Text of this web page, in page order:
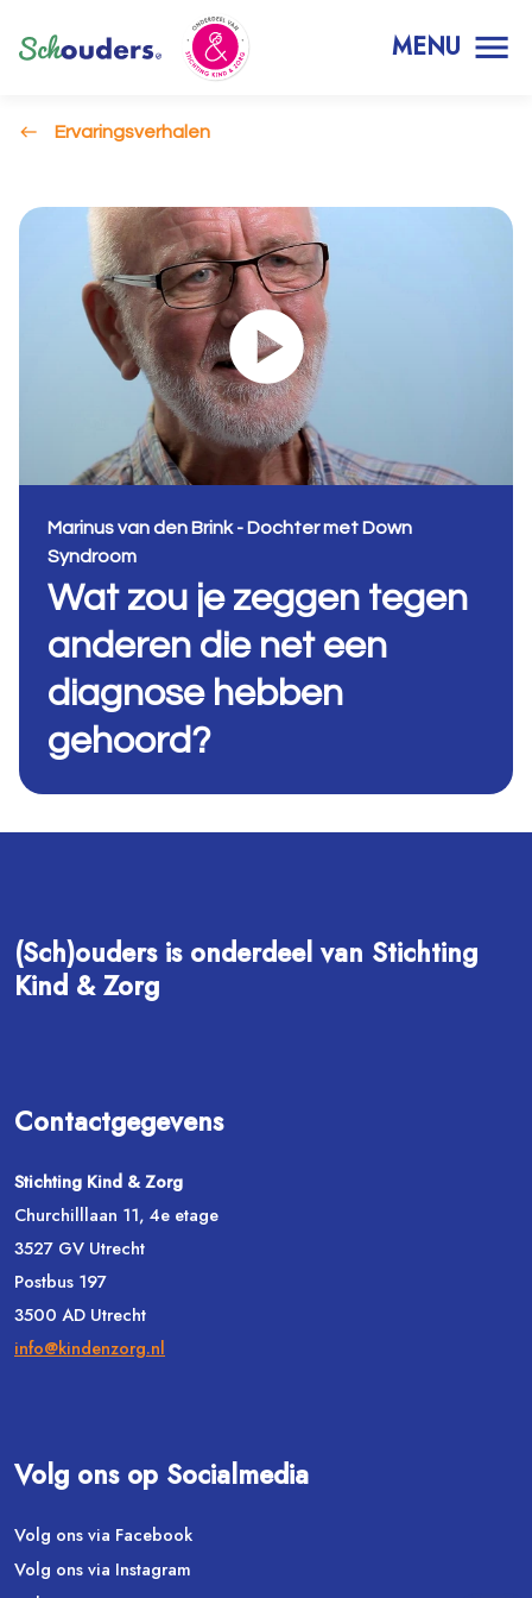
MENU
Ervaringsverhalen
Marinus van den Brink - Dochter met Down
Syndroom
Wat zou je zeggen tegen
anderen die net een
diagnose hebben
gehoord?
(Sch)ouders is onderdeel van Stichting
Kind & Zorg
Contactgegevens
Stichting Kind & Zorg
Churchilllaan 11, 4e etage
3527 GV Utrecht
Postbus 197
3500 AD Utrecht
info@kindenzorg.nl
Volg ons op Socialmedia
Volg ons via Facebook
Volg ons via Instagram